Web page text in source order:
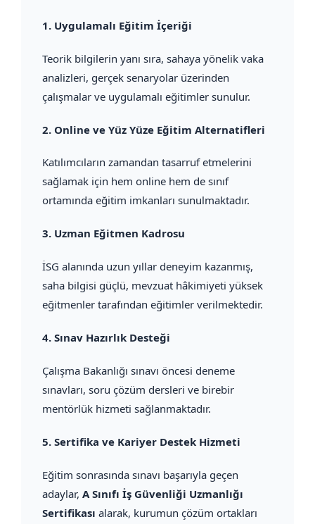
1. Uygulamalı Eğitim İçeriği
Teorik bilgilerin yanı sıra, sahaya yönelik vaka
analizleri, gerçek senaryolar üzerinden
çalışmalar ve uygulamalı eğitimler sunulur.
2. Online ve Yüz Yüze Eğitim Alternatifleri
Katılımcıların zamandan tasarruf etmelerini
sağlamak için hem online hem de sınıf
ortamında eğitim imkanları sunulmaktadır.
3. Uzman Eğitmen Kadrosu
İSG alanında uzun yıllar deneyim kazanmış,
saha bilgisi güçlü, mevzuat hâkimiyeti yüksek
eğitmenler tarafından eğitimler verilmektedir.
4. Sınav Hazırlık Desteği
Çalışma Bakanlığı sınavı öncesi deneme
sınavları, soru çözüm dersleri ve birebir
mentörlük hizmeti sağlanmaktadır.
5. Sertifika ve Kariyer Destek Hizmeti
Eğitim sonrasında sınavı başarıyla geçen
adaylar, A Sınıfı İş Güvenliği Uzmanlığı
Sertifikası alarak, kurumun çözüm ortakları